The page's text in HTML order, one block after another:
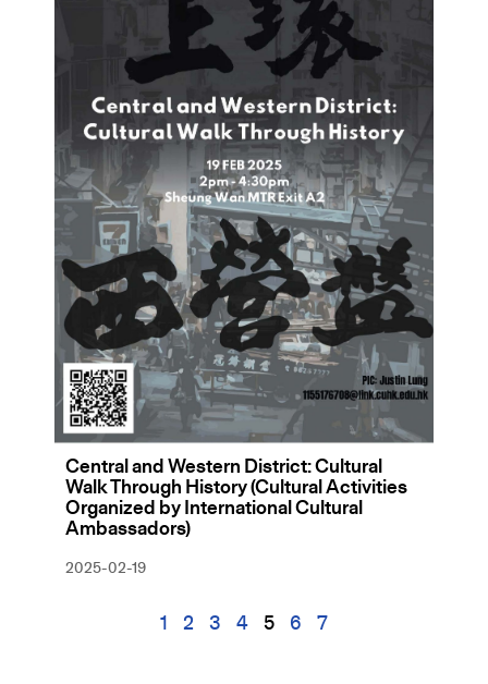
Central and Western District: Cultural
Walk Through History (Cultural Activities
Organized by International Cultural
Ambassadors)
2025-02-19
1 2 3 4 5 6 7